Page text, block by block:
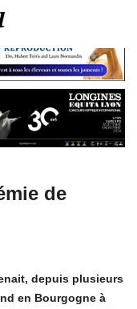
de
depuis plusieurs
en Bourgogne à